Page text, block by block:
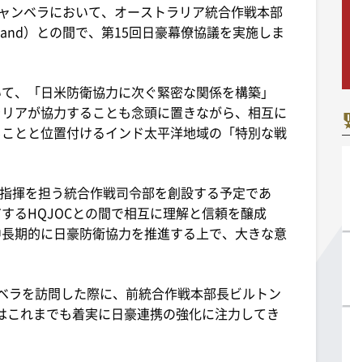
ベラにおいて、オーストラリア統合作戦本部
）との間で、第15回日豪幕僚協議を実施しま
「日米防衛協力に次ぐ緊密な関係を構築」
アが協力することも念頭に置きながら、相互に
とと位置付けるインド太平洋地域の「特別な戦
揮を担う統合作戦司令部を創設する予定であ
るHQJOCとの間で相互に理解と信頼を醸成
期的に日豪防衛協力を推進する上で、大きな意
を訪問した際に、前統合作戦本部長ビルトン
れまでも着実に日豪連携の強化に注力してき